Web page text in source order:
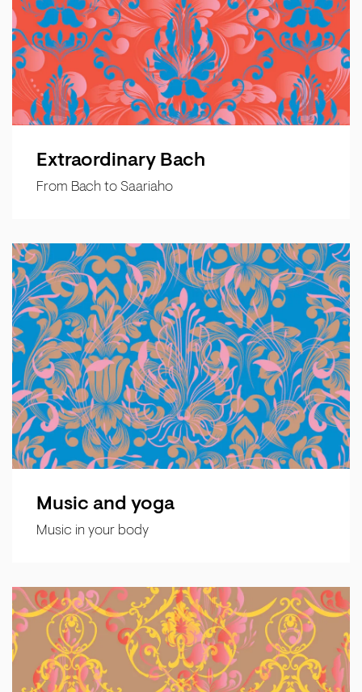
Extraordinary Bach
From Bach to Saariaho
Music and yoga
Music in your body